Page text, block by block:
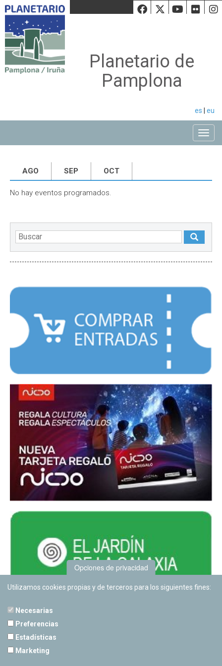
Facebook
Twiiter
Planetario de
Pamplona
es eu
AGO SEP OCT
No hay eventos programados.
Opciones de privacidad
Utilizamos cookies propias y de terceros para los siguientes fines:
Necesarias
Preferencias
Estadísticas
Marketing